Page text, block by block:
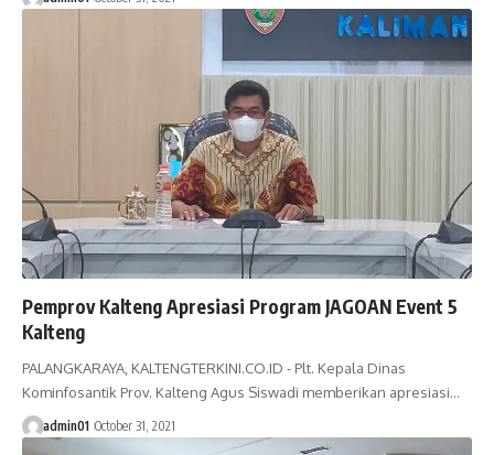
Pemprov Kalteng Apresiasi Program JAGOAN Event 5
Kalteng
PALANGKARAYA, KALTENGTERKINI.CO.ID - Plt. Kepala Dinas
Kominfosantik Prov. Kalteng Agus Siswadi memberikan apresiasi…
admin01 October 31, 2021